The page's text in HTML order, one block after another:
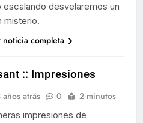
escalando desvelaremos un
misterio.
noticia completa
:: Impresiones
años atrás 0 2 minutos
impresiones de